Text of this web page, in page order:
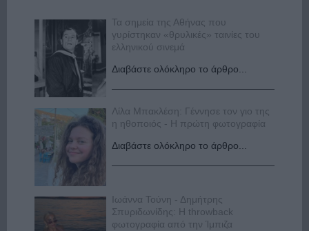
Τα σημεία της Αθήνας που
γυρίστηκαν «θρυλικές» ταινίες του
ελληνικού σινεμά
Διαβάστε ολόκληρο το άρθρο...
Λίλα Μπακλέση: Γέννησε τον γιο της
η ηθοποιός - Η πρώτη φωτογραφία
Διαβάστε ολόκληρο το άρθρο...
Ιωάννα Τούνη - Δημήτρης
Σπυριδωνίδης: Η throwback
φωτογραφία από την Ίμπιζα